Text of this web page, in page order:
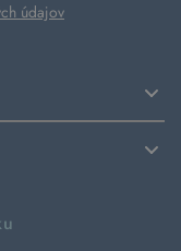
údajov